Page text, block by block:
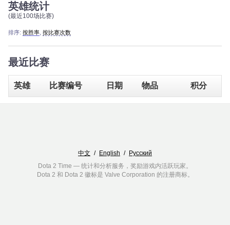
英雄统计
(最近100场比赛)
排序: 按胜率 按比赛次数
最近比赛
英雄 比赛编号 日期 物品 积分
中文 / English / Русский
Dota 2 Time — 统计和分析服务，奖励游戏内活跃玩家。
Dota 2 和 Dota 2 徽标是 Valve Corporation 的注册商标。